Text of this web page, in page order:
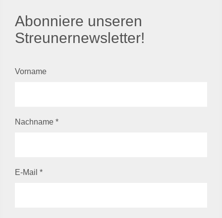
Abonniere unseren
Streunernewsletter!
Vorname
Nachname *
E-Mail *